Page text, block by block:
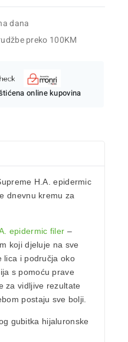
dana
preko 100KM
online kupovina
H.A. epidermic
dnevnu kremu za
epidermic filer –
koji djeluje na sve
lica i područja oko
s pomoću prave
za vidljive rezultate
postaju sve bolji.
gubitka hijaluronske